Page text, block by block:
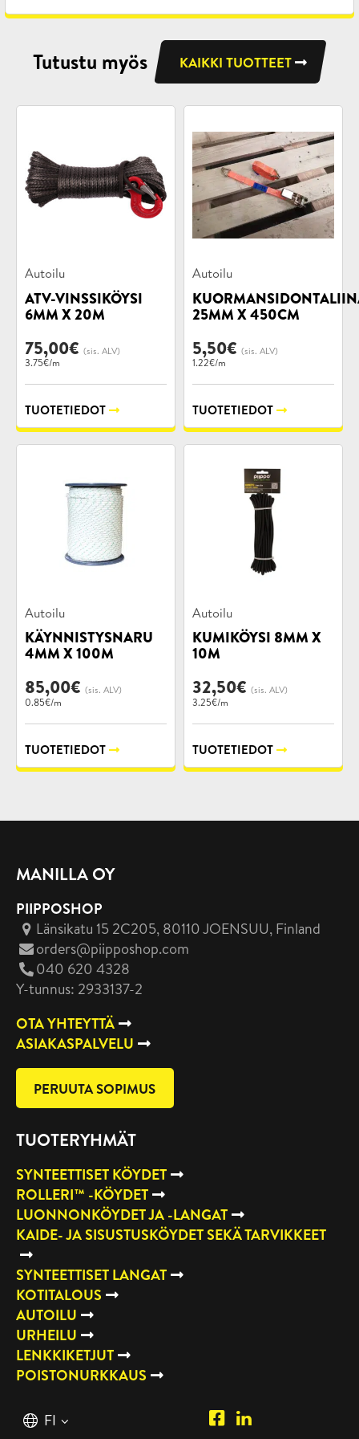
Tutustu myös KAIKKI TUOTTEET
Tuotekategoriat:
Autoilu
ATV-VINSSIKÖYSI
6MM X 20M
75,00€ (sis. ALV)
3.75€/m
TUOTETIEDOT
Tuotekategoriat:
Autoilu
25MM X 450CM
5,50€ (sis. ALV)
1.22€/m
TUOTETIEDOT
Tuotekategoriat:
Autoilu
KÄYNNISTYSNARU
4MM X 100M
85,00€ (sis. ALV)
0.85€/m
TUOTETIEDOT
Tuotekategoriat:
Autoilu
KUMIKÖYSI 8MM X
10M
32,50€ (sis. ALV)
3.25€/m
TUOTETIEDOT
MANILLA OY
PIIPPOSHOP
Länsikatu 15 2C205, 80110 JOENSUU, Finland
orders@piipposhop.com
040 620 4328
Y-tunnus: 2933137-2
OTA YHTEYTTÄ
ASIAKASPALVELU
PERUUTA SOPIMUS
TUOTERYHMÄT
SYNTEETTISET KÖYDET
ROLLERI™ -KÖYDET
LUONNONKÖYDET JA -LANGAT
KAIDE- JA SISUSTUSKÖYDET SEKÄ TARVIKKEET
SYNTEETTISET LANGAT
KOTITALOUS
AUTOILU
URHEILU
LENKKIKETJUT
POISTONURKKAUS
Suomi
FI
Piipposhop.com
Manilla